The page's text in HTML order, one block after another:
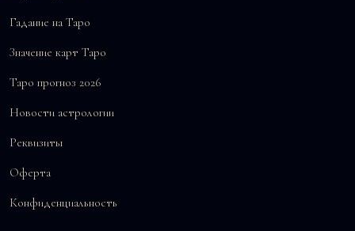
Гадание на Таро
Значение карт Таро
Таро прогноз 2026
Новости астрологии
Реквизиты
Оферта
Конфиденциальность